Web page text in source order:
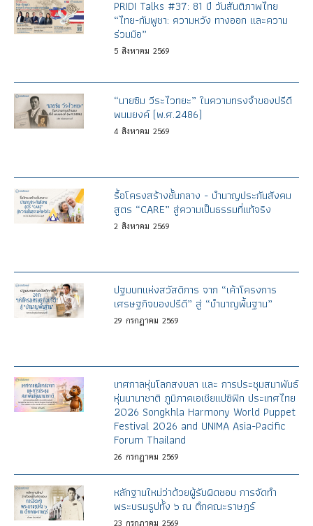
PRIDI Talks #37: 81 ปี วันสันติภาพไทย
“ไทย-กัมพูชา: ความหวัง ทางออก และความ
ร่วมมือ”
5 สิงหาคม 2569
“นายซิม วีระไวทยะ” ในความทรงจำของปรีดี
พนมยงค์ (พ.ศ.2486)
4 สิงหาคม 2569
รื้อโครงสร้างชั้นกลาง - บำนาญประกันสังคม
สูตร “CARE” สู่ความเป็นธรรมที่แท้จริง
2 สิงหาคม 2569
ปฐมบทแห่งสวัสดิการ จาก “เค้าโครงการ
เศรษฐกิจของปรีดี” สู่ “บำนาญพื้นฐาน”
29 กรกฎาคม 2569
เทศกาลหุ่นโลกสงขลา และ การประชุมสมาพันธ์
หุ่นนานาชาติ ภูมิภาคเอเชียแปซิฟิก ประเทศไทย
2026 Songkhla Harmony World Puppet
Festival 2026 and UNIMA Asia-Pacific
Forum Thailand
26 กรกฎาคม 2569
หลักฐานใหม่ว่าด้วยผู้รับผิดชอบ การจัดทำ
พระบรมรูปทั้ง ๖ ณ ตึกคณะราษฎร์
23 กรกฎาคม 2569